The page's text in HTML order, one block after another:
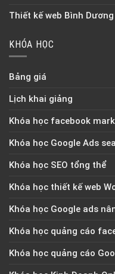
Thiết kế web Bình
KHÓA HỌC
Bảng giá
Lịch khai giảng
Khóa học facebook
Khóa học Google Ads
Khóa học SEO tổng thể
Khóa học thiết kế web
Khóa học Google ads
Khóa học quảng cáo
Khóa học quảng cáo